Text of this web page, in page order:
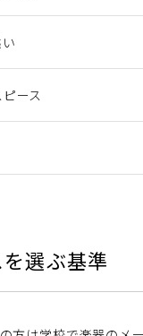
ース
選ぶ基準